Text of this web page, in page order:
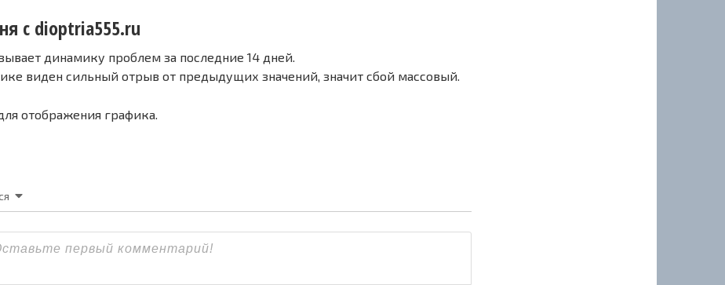
с dioptria555.ru
динамику проблем за последние 14 дней.
виден сильный отрыв от предыдущих значений, значит сбой массовый.
отображения графика.